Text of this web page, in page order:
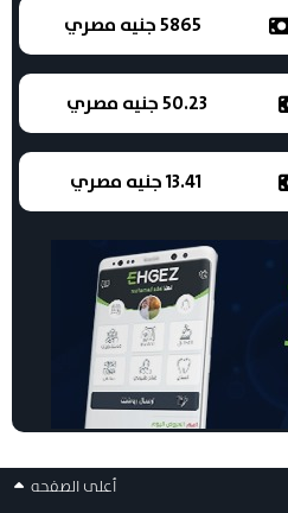
5865 جنيه مصري
50.23 جنيه مصري
13.41 جنيه مصري
أعلى الصفحه